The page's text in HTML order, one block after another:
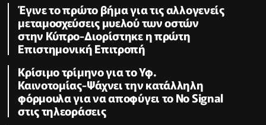
Έγινε το πρώτο βήμα για τις αλλογενείς
μεταμοσχεύσεις μυελού των οστών
στην Κύπρο-Διορίστηκε η πρώτη
Επιστημονική Επιτροπή
Κρίσιμο τρίμηνο για το Υφ.
Καινοτομίας-Ψάχνει την κατάλληλη
φόρμουλα για να αποφύγει το No Signal
στις τηλεοράσεις